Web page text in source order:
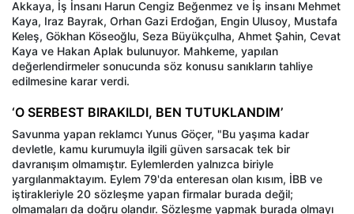
Akkaya, İş İnsanı Harun Cengiz Beğenmez ve İş insanı Mehmet
Kaya, Iraz Bayrak, Orhan Gazi Erdoğan, Engin Ulusoy, Mustafa
Keleş, Gökhan Köseoğlu, Seza Büyükçulha, Ahmet Şahin, Cevat
Kaya ve Hakan Aplak bulunuyor. Mahkeme, yapılan
değerlendirmeler sonucunda söz konusu sanıkların tahliye
edilmesine karar verdi.
‘O SERBEST BIRAKILDI, BEN TUTUKLANDIM’
Savunma yapan reklamcı Yunus Göçer, "Bu yaşıma kadar
devletle, kamu kurumuyla ilgili güven sarsacak tek bir
davranışım olmamıştır. Eylemlerden yalnızca biriyle
yargılanmaktayım. Eylem 79'da enteresan olan kısım, İBB ve
iştirakleriyle 20 sözleşme yapan firmalar burada değil;
olmamaları da doğru olandır. Sözleşme yapmak burada olmayı